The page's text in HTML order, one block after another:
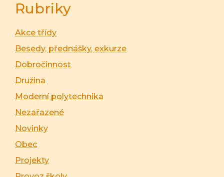
Rubriky
Akce třídy
Besedy, přednášky, exkurze
Dobročinnost
Družina
Moderní polytechnika
Nezařazené
Novinky
Obec
Projekty